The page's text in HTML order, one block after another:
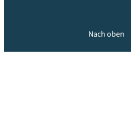
Nach oben